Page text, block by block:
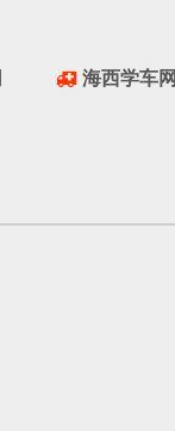
海西学车网